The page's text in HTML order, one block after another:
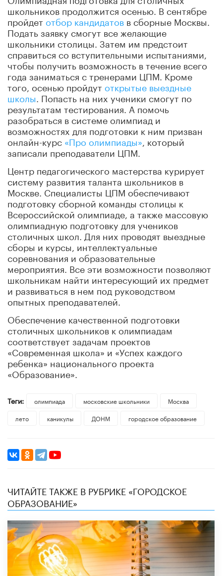
школьников продолжится осенью. В сентябре
пройдет отбор кандидатов в сборные Москвы.
Подать заявку смогут все желающие
школьники столицы. Затем им предстоит
справиться со вступительными испытаниями,
чтобы получить возможность в течение всего
года заниматься с тренерами ЦПМ. Кроме
того, осенью пройдут открытые выездные
школы . Попасть на них ученики смогут по
результатам тестирования. А помочь
разобраться в системе олимпиад и
возможностях для подготовки к ним призван
онлайн-курс «Про олимпиады» , который
записали преподаватели ЦПМ.
Центр педагогического мастерства курирует
систему развития таланта школьников в
Москве. Специалисты ЦПМ обеспечивают
подготовку сборной команды столицы к
Всероссийской олимпиаде, а также массовую
олимпиадную подготовку для учеников
столичных школ. Для них проводят выездные
сборы и курсы, интеллектуальные
соревнования и образовательные
мероприятия. Все эти возможности позволяют
школьникам найти интересующий их предмет
и развиваться в нем под руководством
опытных преподавателей.
Обеспечение качественной подготовки
столичных школьников к олимпиадам
соответствует задачам проектов
«Современная школа» и «Успех каждого
ребенка» национального проекта
«Образование».
Теги: олимпиада московские школьники
Москва
лето
каникулы ДОНМ городское образование
ЧИТАЙТЕ ТАКЖЕ В РУБРИКЕ «ГОРОДСКОЕ
ОБРАЗОВАНИЕ»